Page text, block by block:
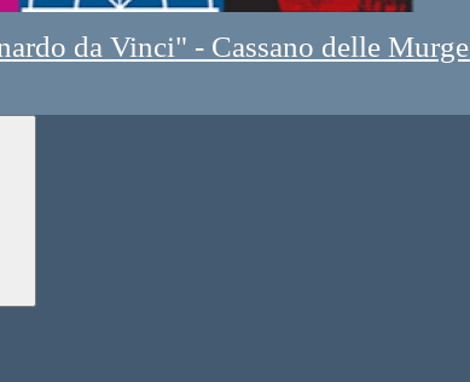
da Vinci" - Cassano delle Murge